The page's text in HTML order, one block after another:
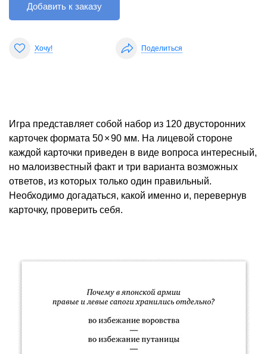
Добавить к заказу
Хочу! Поделиться
Игра представляет собой набор из 120 двусторонних
карточек формата 50×90 мм. На лицевой стороне
каждой карточки приведен в виде вопроса интересный,
но малоизвестный факт и три варианта возможных
ответов, из которых только один правильный.
Необходимо догадаться, какой именно и, перевернув
карточку, проверить себя.